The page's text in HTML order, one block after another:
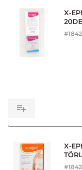
X-
#
X-
#